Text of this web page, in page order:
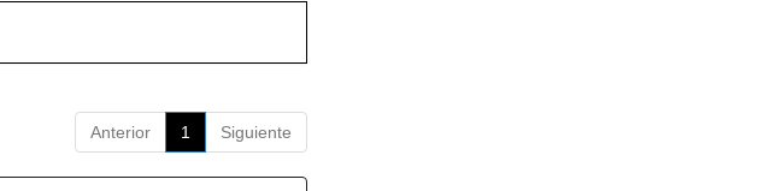
Anterior 1 Siguiente